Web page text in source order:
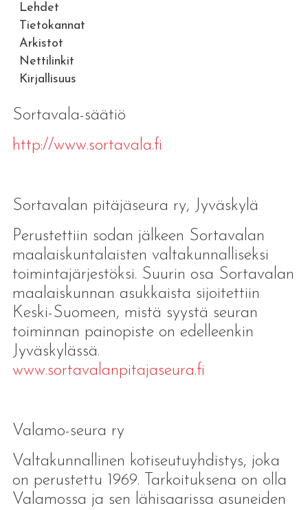
Lehdet
Tietokannat
Arkistot
Nettilinkit
Kirjallisuus
Sortavala-säätiö
http://www.sortavala.fi
Sortavalan pitäjäseura ry, Jyväskylä
Perustettiin sodan jälkeen Sortavalan
maalaiskuntalaisten valtakunnalliseksi
toimintajärjestöksi. Suurin osa Sortavalan
maalaiskunnan asukkaista sijoitettiin
Keski-Suomeen, mistä syystä seuran
toiminnan painopiste on edelleenkin
Jyväskylässä.
www.sortavalanpitajaseura.fi
Valamo-seura ry
Valtakunnallinen kotiseutuyhdistys, joka
on perustettu 1969. Tarkoituksena on olla
Valamossa ja sen lähisaarissa asuneiden